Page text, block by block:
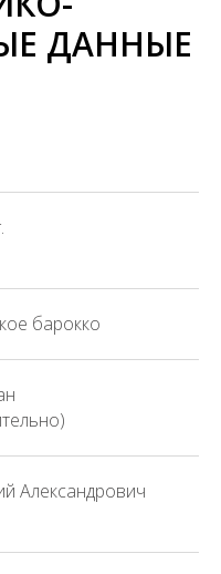
ДАННЫЕ
барокко
Александрович